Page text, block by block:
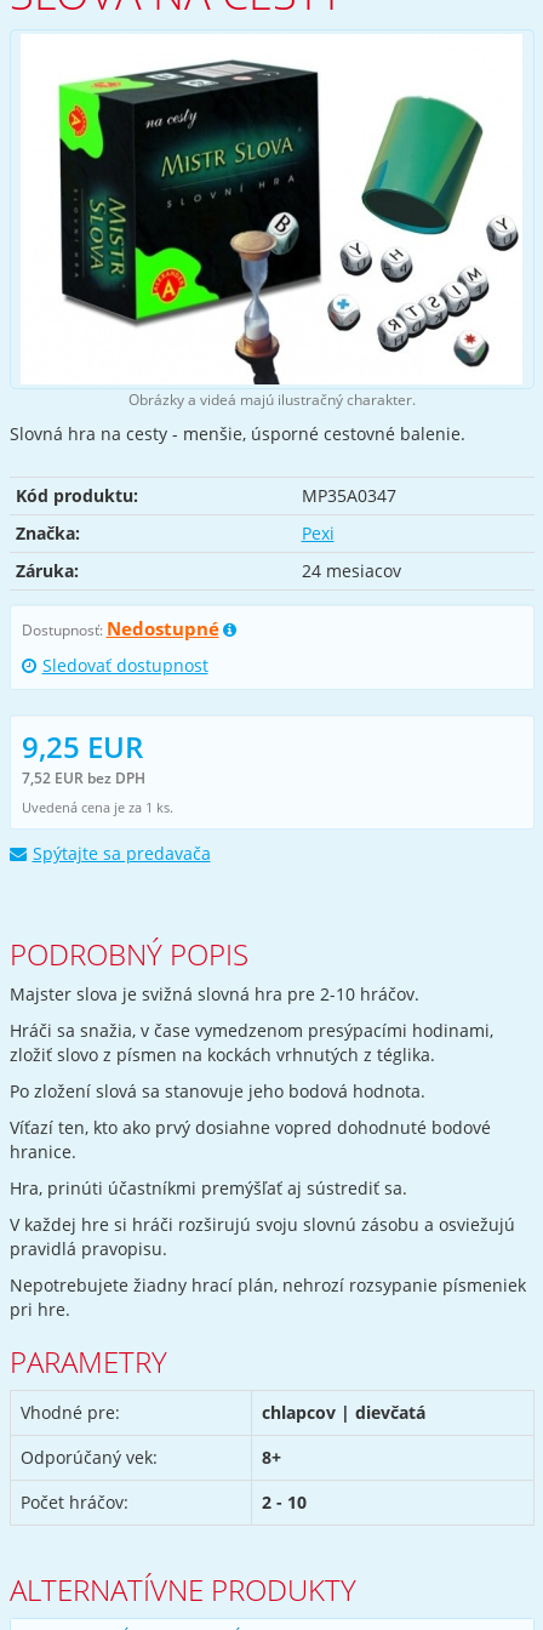
Obrázky a videá majú ilustračný charakter.
Slovná hra na cesty - menšie, úsporné cestovné balenie.
Kód produktu:
MP35A0347
Značka:
Pexi
Záruka:
24 mesiacov
Dostupnosť: Nedostupné
Sledovať dostupnost
9,25 EUR
7,52 EUR bez DPH
Uvedená cena je za 1 ks.
Spýtajte sa predavača
PODROBNÝ POPIS
Majster slova je svižná slovná hra pre 2-10 hráčov.
Hráči sa snažia, v čase vymedzenom presýpacími hodinami,
zložiť slovo z písmen na kockách vrhnutých z téglika.
Po zložení slová sa stanovuje jeho bodová hodnota.
Víťazí ten, kto ako prvý dosiahne vopred dohodnuté bodové
hranice.
Hra, prinúti účastníkmi premýšľať aj sústrediť sa.
V každej hre si hráči rozširujú svoju slovnú zásobu a osviežujú
pravidlá pravopisu.
Nepotrebujete žiadny hrací plán, nehrozí rozsypanie písmeniek
pri hre.
PARAMETRY
Vhodné pre:
chlapcov | dievčatá
Odporúčaný vek:
8+
Počet hráčov:
2 - 10
ALTERNATÍVNE PRODUKTY